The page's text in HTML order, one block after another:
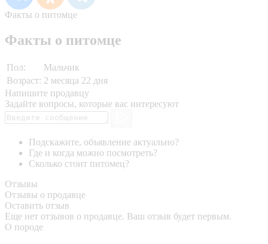
Факты о питомце
Факты о питомце
Пол:
Мальчик
Возраст: 2 месяца 22 дня
Напишите продавцу
Задайте вопросы, которые вас интересуют
Подскажите, объявление актуально?
Где и когда можно посмотреть?
Сколько стоит питомец?
Отзывы
Отзывы о продавце
Оставить отзыв
Еще нет отзывов о продавце. Ваш отзыв будет первым.
О породе